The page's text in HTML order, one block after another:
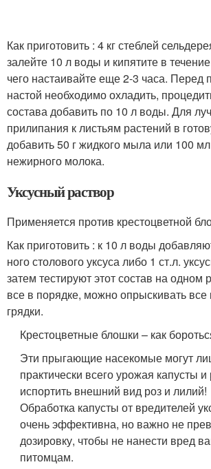
Как приготовить : 4 кг стеблей
залейте 10 л воды и кипятите в
чего настаивайте еще 2-3 часа. Перед
настой необходимо охладить,
состава добавить по 10 л воды. Для
прилипания к листьям растений в
добавить 50 г жидкого мыла или 100
нежирного молока.
Уксусный раствор
Применяется против крестоцветной
Как приготовить : к 10 л воды
ного столового уксуса либо 1 ст.л.
затем тестируют этот состав на одном
все в порядке, можно опрыскивать все
грядки.
Крестоцветные блошки – как
Эти прыгающие насекомые могут
практически всего урожая капусты
испортить внешний вид роз и лилий!
Обработка капусты от вредителей
очень эффективна, но важно не
дозировку, чтобы не нанести вред
питомцам.